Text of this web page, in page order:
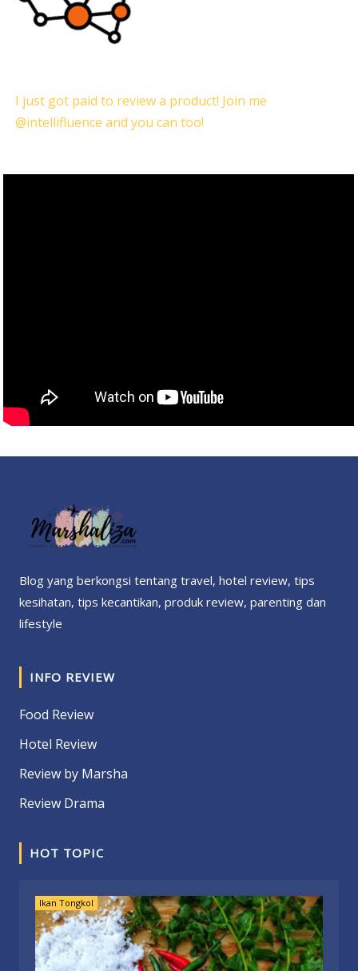
I just got paid to review a product! Join me
@intellifluence and you can too!
Blog yang berkongsi tentang travel, hotel review, tips
kesihatan, tips kecantikan, produk review, parenting dan
lifestyle
INFO REVIEW
Food Review
Hotel Review
Review by Marsha
Review Drama
HOT TOPIC
Ikan Tongkol